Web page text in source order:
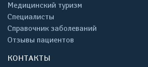
Медицинский туризм
Специалисты
Справочник заболеваний
Отзывы пациентов
КОНТАКТЫ